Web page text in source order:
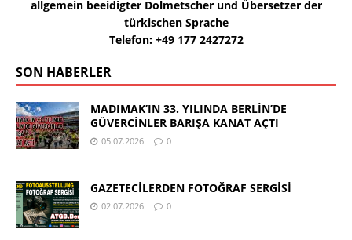
allgemein beeidigter Dolmetscher und Übersetzer der
türkischen Sprache
Telefon: +49 177 2427272
SON HABERLER
MADIMAK’IN 33. YILINDA BERLİN’DE
GÜVERCİNLER BARIŞA KANAT AÇTI
05.07.2026 0
GAZETECİLERDEN FOTOĞRAF SERGİSİ
02.07.2026 0